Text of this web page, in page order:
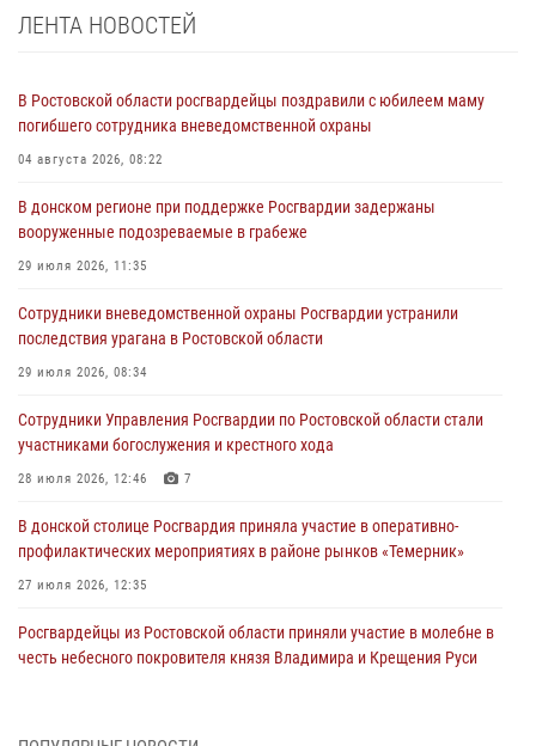
ЛЕНТА НОВОСТЕЙ
В Ростовской области росгвардейцы поздравили с юбилеем маму
погибшего сотрудника вневедомственной охраны
04 августа 2026, 08:22
В донском регионе при поддержке Росгвардии задержаны
вооруженные подозреваемые в грабеже
29 июля 2026, 11:35
Сотрудники вневедомственной охраны Росгвардии устранили
последствия урагана в Ростовской области
29 июля 2026, 08:34
Сотрудники Управления Росгвардии по Ростовской области стали
участниками богослужения и крестного хода
28 июля 2026, 12:46 7
В донской столице Росгвардия приняла участие в оперативно-
профилактических мероприятиях в районе рынков «Темерник»
27 июля 2026, 12:35
Росгвардейцы из Ростовской области приняли участие в молебне в
честь небесного покровителя князя Владимира и Крещения Руси
При содействии спецназа Росгвардии в Ростовской области прошли